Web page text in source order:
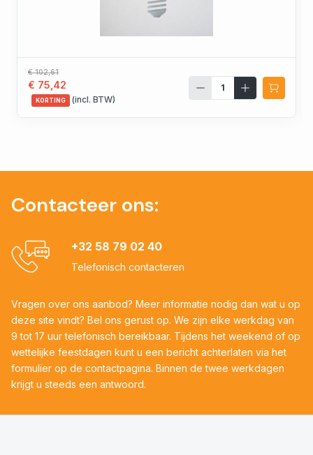
€ 102,61
€ 75,42
KORTING (incl. BTW)
Contacteer ons:
+32 58 79 02 40
Telefonisch contacteren
Vragen over ons aanbod? Meer informatie nodig dan wat u op
deze site vindt? Bel ons gerust op. We zijn elke werkdag van
9 tot 17 uur telefonisch bereikbaar. Tijdens het weekend of op
wettelijke feestdagen kunt u een bericht achterlaten via het
formulier op de contactpagina. Binnen de twee werkdagen
krijgt u steeds een antwoord.